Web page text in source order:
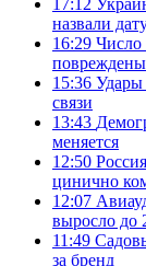
назвали
16:29 Число
15:36
связи
13:43
меняется
12:50
цинично
12:07
выросло до
11:49
за бренд